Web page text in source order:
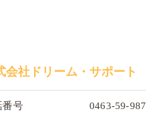
会社ドリーム・サポート
番号 0463-59-